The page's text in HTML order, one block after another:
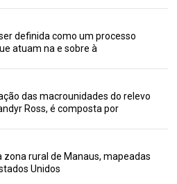
definida como um processo
atuam na e sobre à
das macrounidades do relevo
Ross, é composta por
rural de Manaus, mapeadas
Unidos